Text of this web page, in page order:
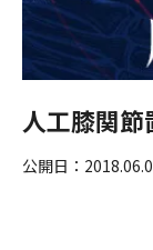
人工膝関
公開日：